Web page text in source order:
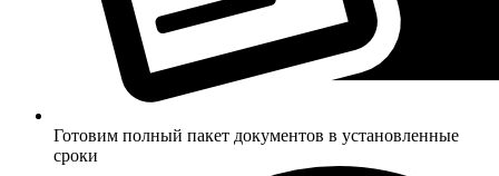
Готовим полный пакет документов в установленные
сроки